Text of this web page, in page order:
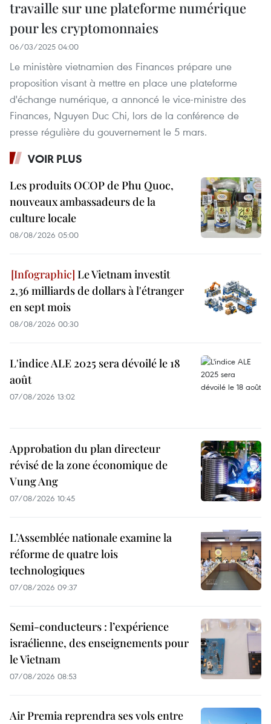
travaille sur une plateforme numérique
pour les cryptomonnaies
06/03/2025 04:00
Le ministère vietnamien des Finances prépare une
proposition visant à mettre en place une plateforme
d'échange numérique, a annoncé le vice-ministre des
Finances, Nguyen Duc Chi, lors de la conférence de
presse régulière du gouvernement le 5 mars.
VOIR PLUS
Les produits OCOP de Phu Quoc,
nouveaux ambassadeurs de la
culture locale
08/08/2026 05:00
Le Vietnam investit
2,36 milliards de dollars à l'étranger
en sept mois
08/08/2026 00:30
L'indice ALE 2025 sera dévoilé le 18
août
07/08/2026 13:02
Approbation du plan directeur
révisé de la zone économique de
Vung Ang
07/08/2026 10:45
L’Assemblée nationale examine la
réforme de quatre lois
technologiques
07/08/2026 09:37
Semi-conducteurs : l’expérience
israélienne, des enseignements pour
le Vietnam
07/08/2026 08:53
Air Premia reprendra ses vols entre